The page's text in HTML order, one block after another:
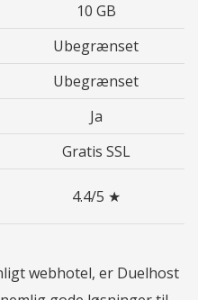
10 GB
Ubegrænset
Ubegrænset
Ja
Gratis SSL
4.4/5 ★
webhotel, er Duelhost